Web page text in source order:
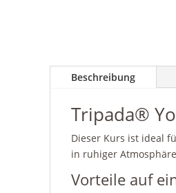
Beschreibung
Tripada®
Dieser Kurs ist ideal
in ruhiger
Vorteile auf